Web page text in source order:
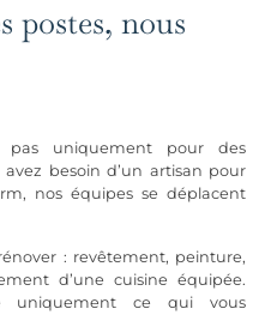
postes, nous
pas uniquement pour des
besoin d’un artisan pour
nos équipes se déplacent
: revêtement, peinture,
d’une cuisine équipée.
uniquement ce qui vous